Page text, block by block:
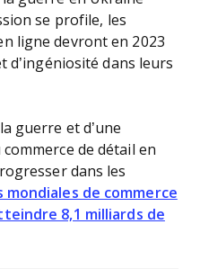
se profile, les
ligne devront en 2023
d’ingéniosité dans leurs
guerre et d’une
de détail en
dans les
mondiales de commerce
8,1 milliards de